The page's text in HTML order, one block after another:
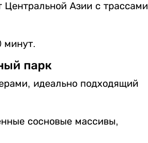
Азии с трассами
минут.
парк
идеально подходящий
сосновые массивы,